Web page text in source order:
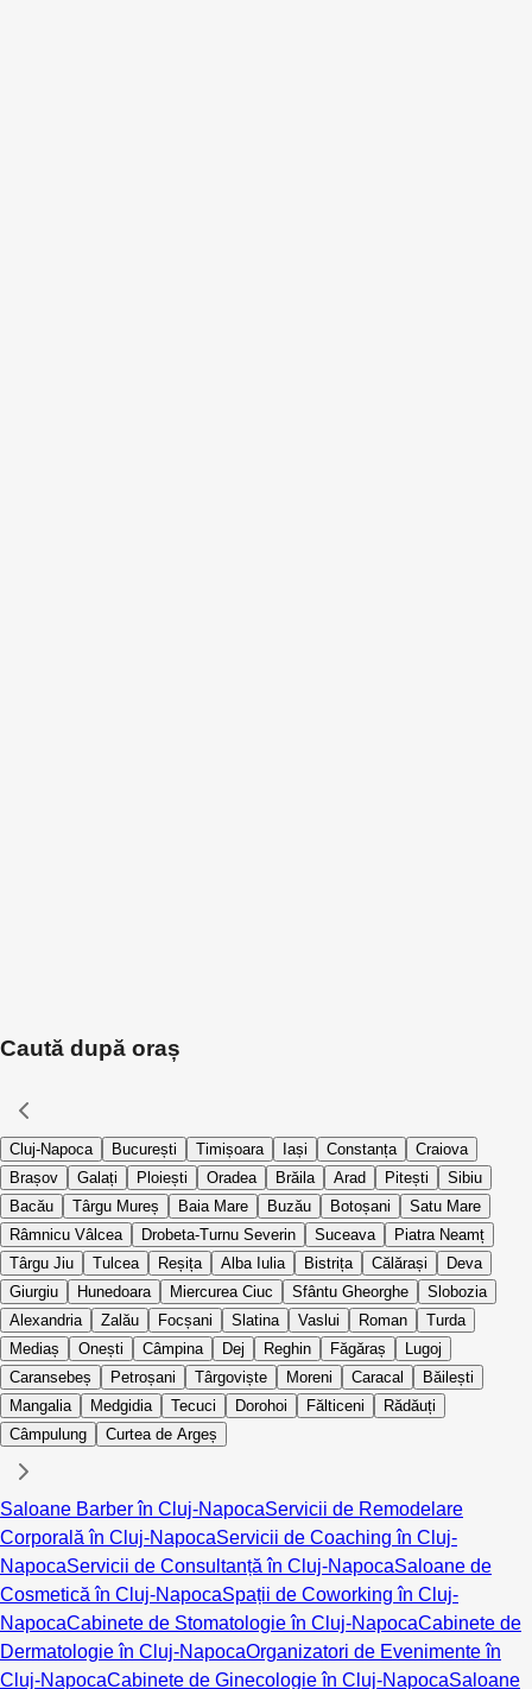
Caută după oraș
Cluj-Napoca București Timișoara Iași Constanța
Craiova
Brașov
Galați Ploiești Oradea Brăila Arad Pitești
Sibiu
Bacău
Târgu Mureș Baia Mare Buzău Botoșani
Satu Mare
Râmnicu Vâlcea
Drobeta-Turnu Severin Suceava
Piatra Neamț
Târgu Jiu
Tulcea Reșița Alba Iulia Bistrița Călărași
Deva
Giurgiu
Hunedoara Miercurea Ciuc Sfântu Gheorghe
Slobozia
Alexandria
Zalău Focșani Slatina Vaslui Roman
Turda
Mediaș
Onești Câmpina Dej Reghin Făgăraș
Lugoj
Caransebeș
Petroșani Târgoviște Moreni Caracal
Băilești
Mangalia
Medgidia Tecuci Dorohoi Fălticeni
Rădăuți
Câmpulung
Curtea de Argeș
Saloane Barber în Cluj-NapocaServicii de Remodelare
Corporală în Cluj-NapocaServicii de Coaching în Cluj-
NapocaServicii de Consultanță în Cluj-NapocaSaloane de
Cosmetică în Cluj-NapocaSpații de Coworking în Cluj-
NapocaCabinete de Stomatologie în Cluj-NapocaCabinete de
Dermatologie în Cluj-NapocaOrganizatori de Evenimente în
Cluj-NapocaCabinete de Ginecologie în Cluj-NapocaSaloane